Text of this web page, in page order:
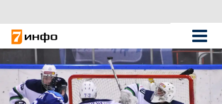
Новости России
Политика
Новости мира
Все материалы 7инфо
О НАС